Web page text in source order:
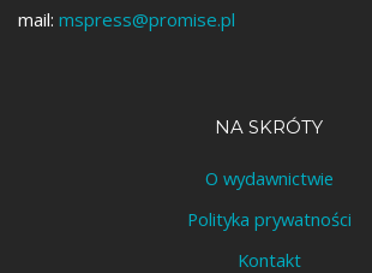
mail: mspress@promise.pl
NA SKRÓTY
O wydawnictwie
Polityka prywatności
Kontakt